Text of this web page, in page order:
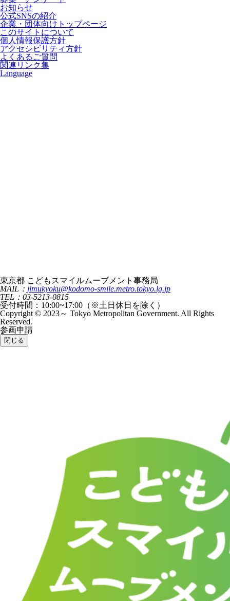
お知らせ
公式SNSの紹介
企業・団体向けトップページ
このサイトについて
個人情報保護方針
アクセシビリティ方針
よくあるご質問
関連リンク集
Language
東京都 こどもスマイルムーブメント事務局
MAIL： jimukyoku@kodomo-smile.metro.tokyo.lg.jp
TEL：03-5213-0815
受付時間：10:00~17:00（※土日休日を除く）
Copyright © 2023～ Tokyo Metropolitan Government. All Rights
Reserved.
参画申請
閉じる